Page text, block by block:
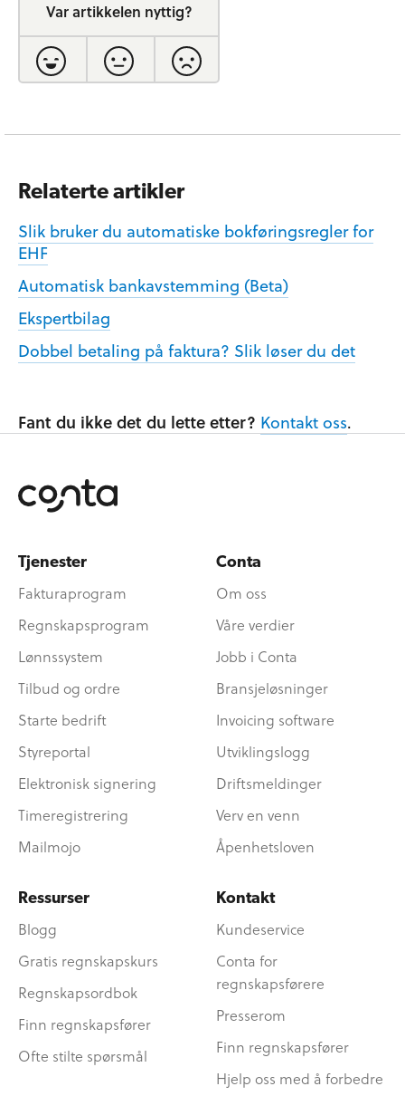
Var artikkelen nyttig?
Relaterte artikler
Slik bruker du automatiske bokføringsregler for
EHF
Automatisk bankavstemming (Beta)
Ekspertbilag
Dobbel betaling på faktura? Slik løser du det
Fant du ikke det du lette etter? Kontakt oss.
Tjenester
Fakturaprogram
Regnskapsprogram
Lønnssystem
Tilbud og ordre
Starte bedrift
Styreportal
Elektronisk signering
Timeregistrering
Mailmojo
Conta
Om oss
Våre verdier
Jobb i Conta
Bransjeløsninger
Invoicing software
Utviklingslogg
Driftsmeldinger
Verv en venn
Åpenhetsloven
Ressurser
Blogg
Gratis regnskapskurs
Regnskapsordbok
Finn regnskapsfører
Ofte stilte spørsmål
Kontakt
Kundeservice
Conta for
regnskapsførere
Presserom
Finn regnskapsfører
Hjelp oss med å forbedre